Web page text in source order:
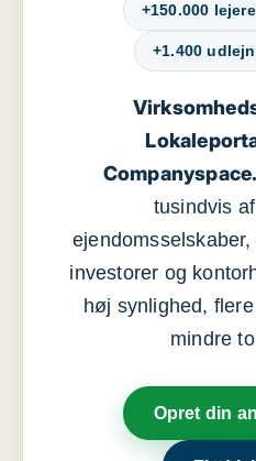
+150.000
+1.400
tusindvis
investorer og
høj synlighed,
mindre
Opret din